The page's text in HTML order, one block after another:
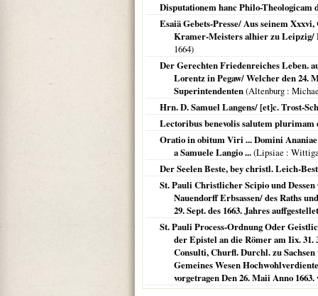
Disputationem hanc Philo-
Esaiä Gebets-Presse/ Aus seinem
Kramer-Meisters alhier zu Leipzig/
1664)
Der Gerechten Friedenreiches Leben.
Lorentz in Pegaw/ Welcher den 24.
Superintendenten(Altenburg :
Hrn. D. Samuel Langens/ [et]c. Trost-
Lectoribus benevolis salutem plurimam
Oratio in obitum Viri ... Domini
a Samuele Langio ...(Lipsiae :
Der Seelen Beste, bey christl. Leich-
St. Pauli Christlicher Scipio und
Nauendorff Erbsassen/ des Raths
29. Sept. des 1663. Jahres
St. Pauli Process-Ordnung Oder
der Epistel an die Römer am Iix. 31.
Consulti, Churfl. Durchl. zu
Gemeines Wesen
vorgetragen Den 26. Maii Anno 1663.